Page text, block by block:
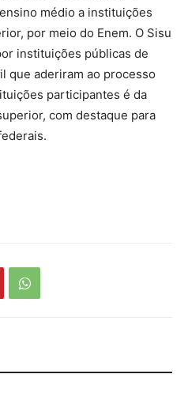
médio a instituições
por meio do Enem. O Sisu
instituições públicas de
que aderiram ao processo
participantes é da
com destaque para